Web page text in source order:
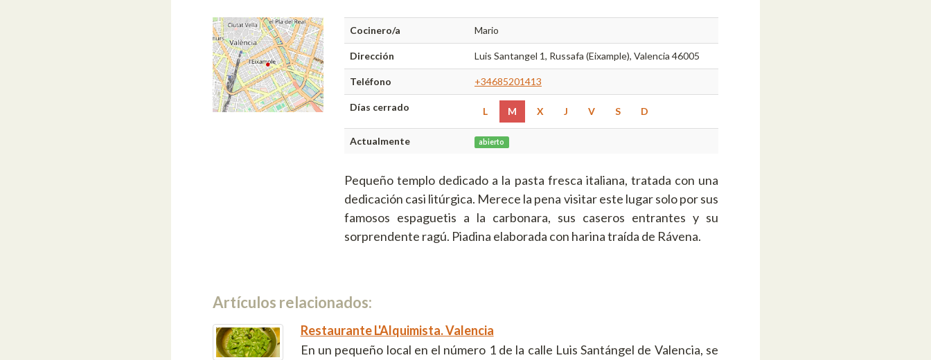
Cocinero/a Mario
Dirección Luis Santangel 1, Russafa (Eixample), Valencia 46005
Teléfono +34685201413
Días cerrado L M X J V S D
Actualmente abierto
Pequeño templo dedicado a la pasta fresca italiana, tratada con una
dedicación casi litúrgica. Merece la pena visitar este lugar solo por sus
famosos espaguetis a la carbonara, sus caseros entrantes y su
sorprendente ragú. Piadina elaborada con harina traída de Rávena.
Artículos relacionados:
Restaurante L'Alquimista. Valencia
En un pequeño local en el número 1 de la calle Luis Santángel de Valencia, se